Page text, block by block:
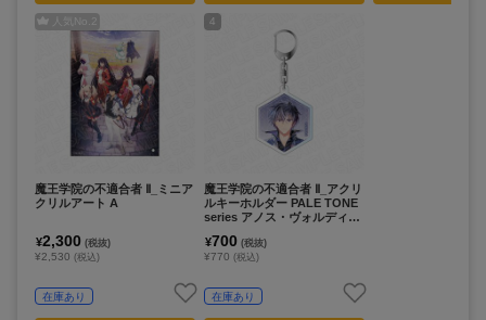
人気No. 2
魔王学院の不適合者 Ⅱ_ミニア
クリルアート A
¥2,300 (税抜)
¥2,530 (税込)
在庫あり
4
魔王学院の不適合者 Ⅱ_アクリ
ルキーホルダー PALE TONE
series アノス・ヴォルディゴ
¥700 (税抜)
¥770 (税込)
在庫あり